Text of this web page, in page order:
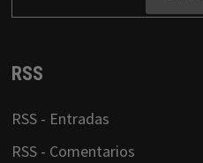
RSS
RSS - Entradas
RSS - Comentarios